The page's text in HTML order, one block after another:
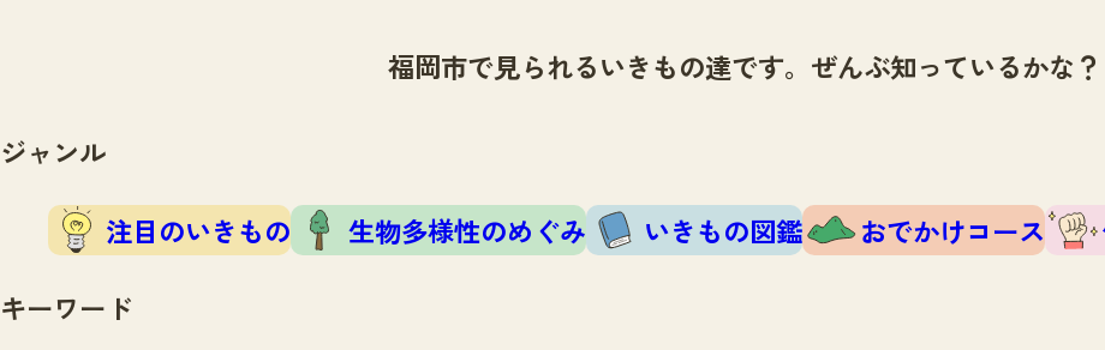
福岡市で見られるいきもの達です。ぜんぶ知っているかな？
ジャンル
注目のいきもの 生物多様性のめぐみ いきもの図鑑 おでかけコース
キーワード